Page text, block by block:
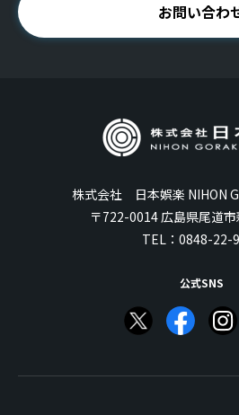
お問い合わ
株式会社 日本娯楽 NIHON
〒722-0014 広島県尾道
TEL： 0848-22-
公式SNS